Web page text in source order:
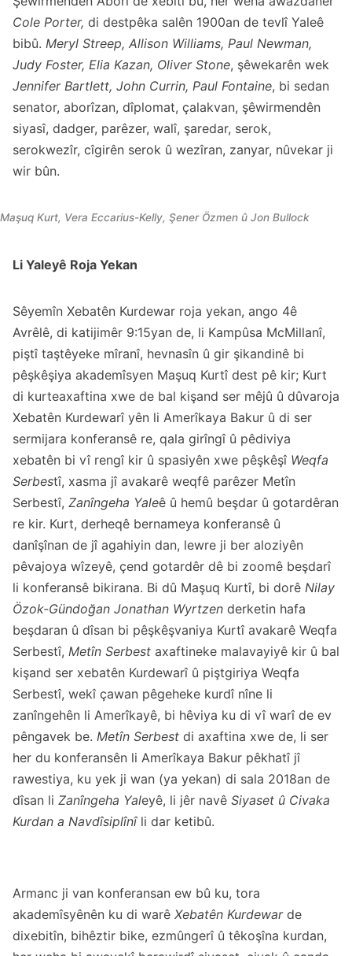
Cole Porter, di destpêka salên 1900an de tevlî Yaleê
bibû. Meryl Streep, Allison Williams, Paul Newman,
Judy Foster, Elia Kazan, Oliver Stone, şêwekarên wek
Jennifer Bartlett, John Currin, Paul Fontaine, bi sedan
senator, aborîzan, dîplomat, çalakvan, şêwirmendên
siyasî, dadger, parêzer, walî, şaredar, serok,
serokwezîr, cîgirên serok û wezîran, zanyar, nûvekar ji
wir bûn.
Maşuq Kurt, Vera Eccarius-Kelly, Şener Özmen û Jon Bullock
Li Yaleyê Roja Yekan
Sêyemîn Xebatên Kurdewar roja yekan, ango 4ê
Avrêlê, di katijimêr 9:15yan de, li Kampûsa McMillanî,
piştî taştêyeke mîranî, hevnasîn û gir şikandinê bi
pêşkêşiya akademîsyen Maşuq Kurtî dest pê kir; Kurt
di kurteaxaftina xwe de bal kişand ser mêjû û dûvaroja
Xebatên Kurdewarî yên li Amerîkaya Bakur û di ser
sermijara konferansê re, qala girîngî û pêdiviya
xebatên bi vî rengî kir û spasiyên xwe pêşkêşî Weqfa
Serbestî, xasma jî avakarê weqfê parêzer Metîn
Serbestî, Zanîngeha Yaleê û hemû beşdar û gotardêran
re kir. Kurt, derheqê bernameya konferansê û
danîşînan de jî agahiyin dan, lewre ji ber aloziyên
pêvajoya wîzeyê, çend gotardêr dê bi zoomê beşdarî
li konferansê bikirana. Bi dû Maşuq Kurtî, bi dorê Nilay
Özok-Gündoğan Jonathan Wyrtzen derketin hafa
beşdaran û dîsan bi pêşkêşvaniya Kurtî avakarê Weqfa
Serbestî, Metîn Serbest axaftineke malavayiyê kir û bal
kişand ser xebatên Kurdewarî û piştgiriya Weqfa
Serbestî, wekî çawan pêgeheke kurdî nîne li
zanîngehên li Amerîkayê, bi hêviya ku di vî warî de ev
pêngavek be. Metîn Serbest di axaftina xwe de, li ser
her du konferansên li Amerîkaya Bakur pêkhatî jî
rawestiya, ku yek ji wan (ya yekan) di sala 2018an de
dîsan li Zanîngeha Yaleyê, li jêr navê Siyaset û Civaka
Kurdan a Navdîsiplînîli dar ketibû.
Armanc ji van konferansan ew bû ku, tora
akademîsyênên ku di warê Xebatên Kurdewarde
dixebitîn, bihêztir bike, ezmûngerî û têkoşîna kurdan,